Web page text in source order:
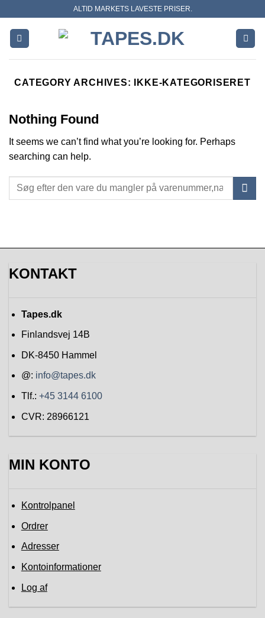
content
ALTID MARKETS LAVESTE PRISER.
CATEGORY ARCHIVES: IKKE-KATEGORISERET
Nothing Found
It seems we can’t find what you’re looking for. Perhaps
searching can help.
KONTAKT
Tapes.dk
Finlandsvej 14B
DK-8450 Hammel
@: info@tapes.dk
Tlf.: +45 3144 6100
CVR: 28966121
MIN KONTO
Kontrolpanel
Ordrer
Adresser
Kontoinformationer
Log af